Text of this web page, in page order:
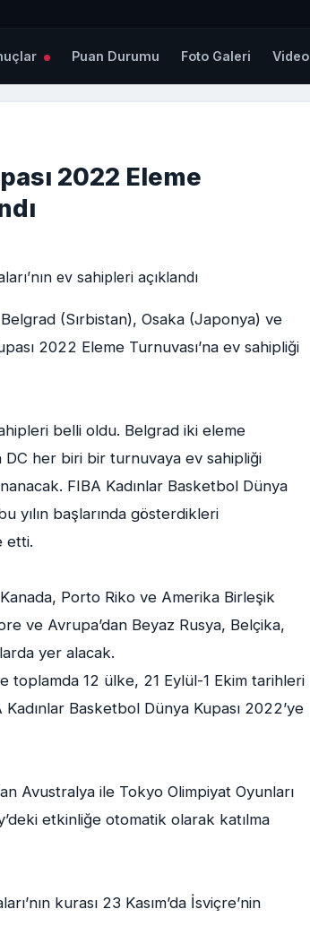
Puan Durumu Foto Galeri Video
2022 Eleme
(Sırbistan), Osaka (Japonya) ve
2022 Eleme Turnuvası’na ev sahipliği
belli oldu. Belgrad iki eleme
DC her biri bir turnuvaya ev sahipliği
FIBA Kadınlar Basketbol Dünya
yılın başlarında gösterdikleri
etti.
Porto Riko ve Amerika Birleşik
ve Avrupa’dan Beyaz Rusya, Belçika,
yer alacak.
toplamda 12 ülke, 21 Eylül-1 Ekim tarihleri
Basketbol Dünya Kupası 2022’ye
Avustralya ile Tokyo Olimpiyat Oyunları
etkinliğe otomatik olarak katılma
kurası 23 Kasım’da İsviçre’nin